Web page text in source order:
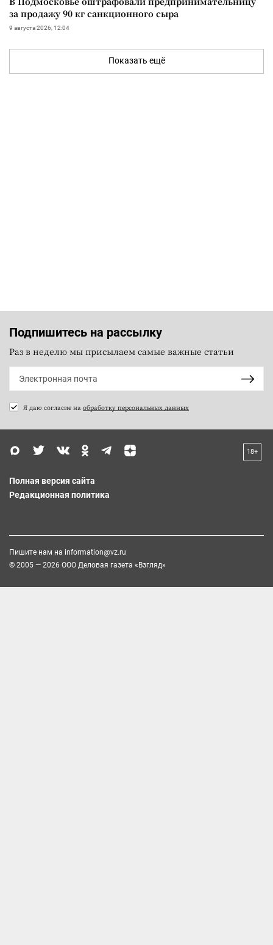
за продажу 90 кг санкционного сыра
9 августа 2026, 12:04
Показать ещё
Подпишитесь на рассылку
Раз в неделю мы присылаем самые важные статьи
Я даю согласие на обработку персональных данных
18+
Полная версия сайта
Редакционная политика
Пишите нам на information@vz.ru
© 2005 — 2026 ООО Деловая газета «Взгляд»